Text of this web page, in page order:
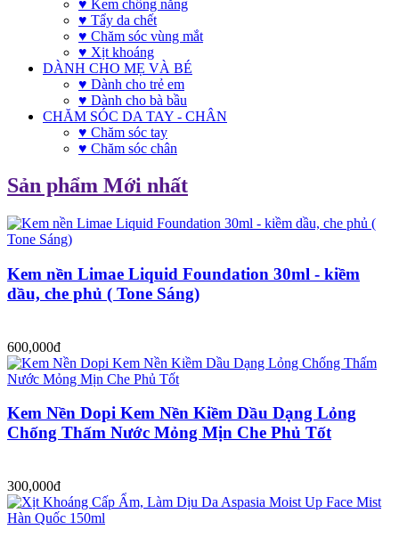
♥ Kem chống nắng
♥ Tẩy da chết
♥ Chăm sóc vùng mắt
♥ Xịt khoáng
DÀNH CHO MẸ VÀ BÉ
♥ Dành cho trẻ em
♥ Dành cho bà bầu
CHĂM SÓC DA TAY - CHÂN
♥ Chăm sóc tay
♥ Chăm sóc chân
Sản phẩm Mới nhất
Kem nền Limae Liquid Foundation 30ml - kiềm
dầu, che phủ ( Tone Sáng)
600,000đ
Kem Nền Dopi Kem Nền Kiềm Dầu Dạng Lỏng
Chống Thấm Nước Mỏng Mịn Che Phủ Tốt
300,000đ